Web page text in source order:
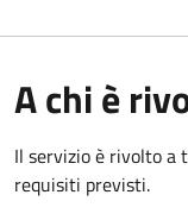
A chi è
Il servizio è rivolto a
requisiti previsti.